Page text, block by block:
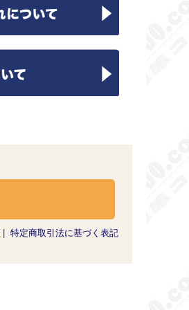
特定商取引法に基づく表記